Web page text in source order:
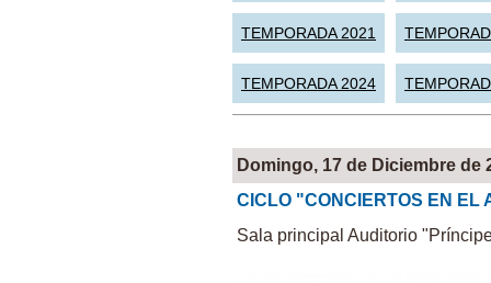
TEMPORADA 2021
TEMPORADA 2024
Domingo, 17 de Diciembre de
CICLO "CONCIERTOS EN EL
Sala principal Auditorio